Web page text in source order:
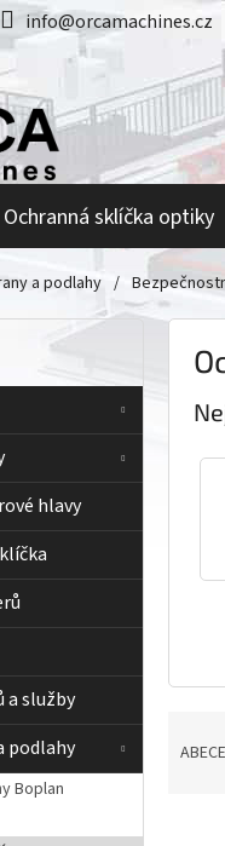
info@orcamachines.cz
Ochranná sklíčka optiky
a podlahy /
hlavy
a služby
podlahy
Boplan